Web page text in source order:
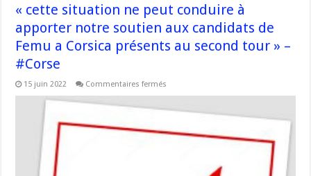
« cette situation ne peut conduire à
apporter notre soutien aux candidats de
Femu a Corsica présents au second tour » –
#Corse
15 juin 2022 Commentaires fermés
ne
à